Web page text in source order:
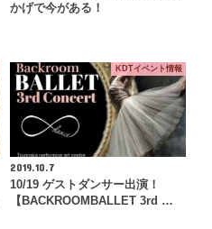
かげで今がある！
KDTイベント情報
2019.10.7
10/19 ゲストダンサー出演！
【BACKROOMBALLET 3rd …